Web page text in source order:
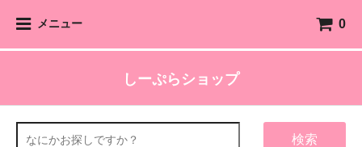
メニュー 0
しーぷらショップ
検索